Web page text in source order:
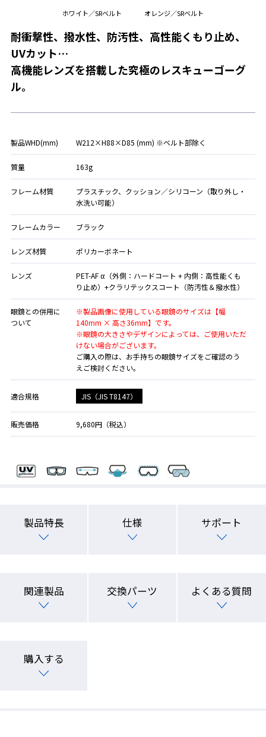
ホワイト／SRベルト オレンジ／SRベルト
耐衝撃性、撥水性、防汚性、高性能くもり止め、
UVカット…
高機能レンズを搭載した究極のレスキューゴーグ
ル。
製品WHD(mm) W212×H88×D85 (mm) ※ベルト部除く
質量 163g
フレーム材質
プラスチック、クッション／シリコーン（取り外し・
水洗い可能）
フレームカラー ブラック
レンズ材質 ポリカーボネート
レンズ
PET-AF α（外側：ハードコート + 内側：高性能くも
り止め）+クラリテックスコート（防汚性＆撥水性）
眼鏡との併用に
ついて
※製品画像に使用している眼鏡のサイズは【幅
140mm × 高さ36mm】です。
※眼鏡の大きさやデザインによっては、ご使用いただ
けない場合がございます。
ご購入の際は、お手持ちの眼鏡サイズをご確認のう
えご検討ください。
適合規格 JIS（JIS T8147）
販売価格 9,680円（税込）
製品特長 仕様 サポート
関連製品 交換パーツ よくある質問
購入する